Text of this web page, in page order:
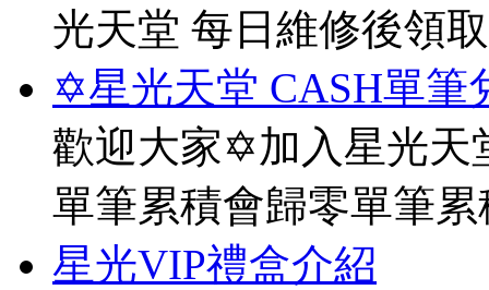
光天堂 每日維修後領
✡星光天堂 CASH單筆
歡迎大家✡加入星光天
單筆累積會歸零單筆
星光VIP禮盒介紹